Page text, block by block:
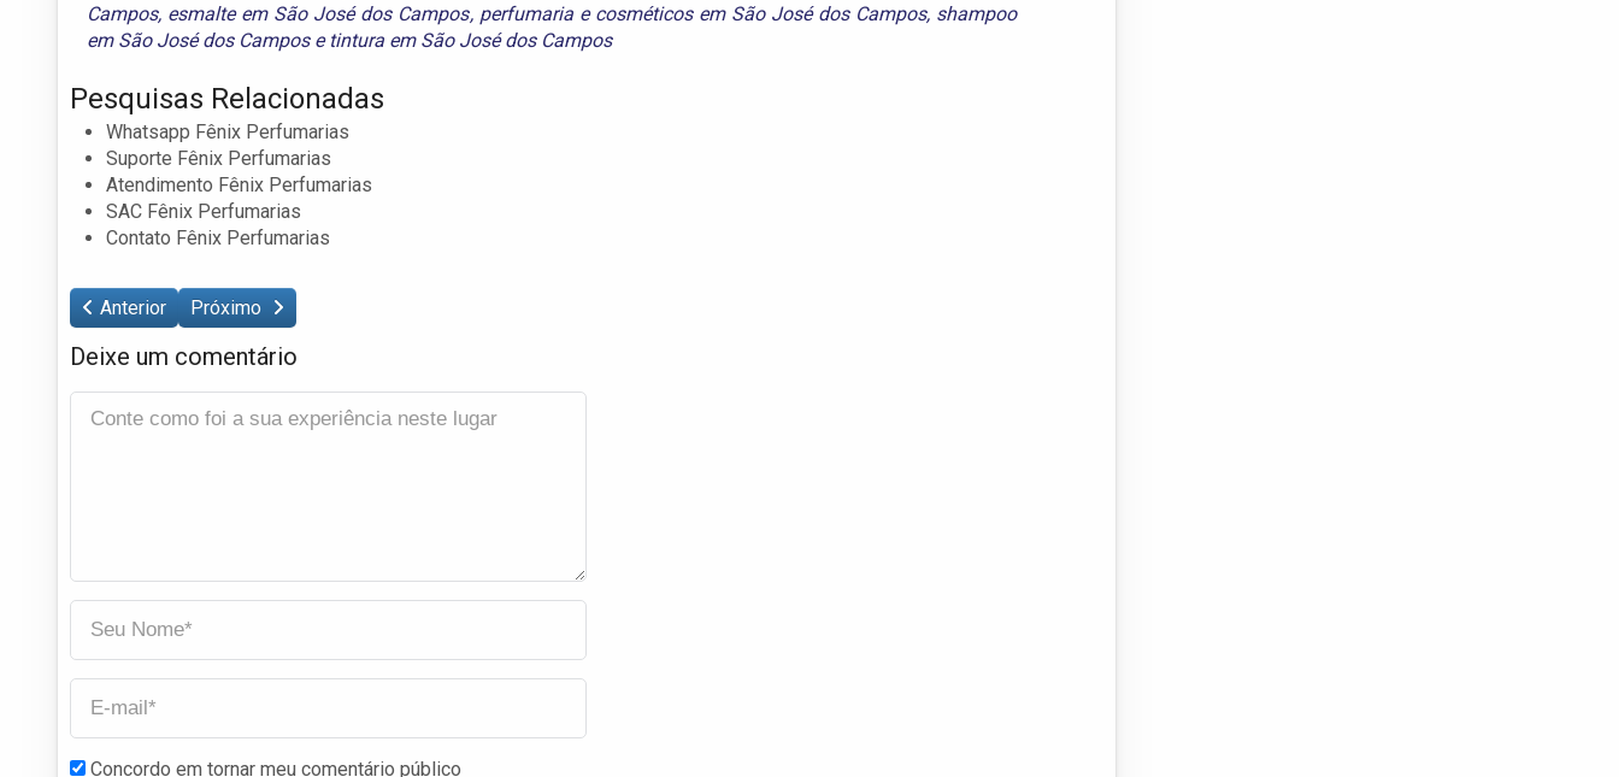
Campos, esmalte em São José dos Campos, perfumaria e cosméticos em São José dos Campos, shampoo
em São José dos Campose tintura em São José dos Campos
Pesquisas Relacionadas
Whatsapp Fênix Perfumarias
Suporte Fênix Perfumarias
Atendimento Fênix Perfumarias
SAC Fênix Perfumarias
Contato Fênix Perfumarias
Anterior Próximo
Deixe um comentário
Concordo em tornar meu comentário público